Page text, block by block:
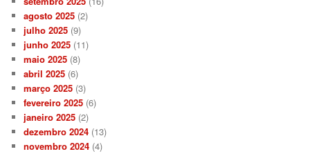
agosto 2025 (2)
julho 2025 (9)
junho 2025 (11)
maio 2025 (8)
abril 2025 (6)
março 2025 (3)
fevereiro 2025 (6)
janeiro 2025 (2)
dezembro 2024 (13)
novembro 2024 (4)